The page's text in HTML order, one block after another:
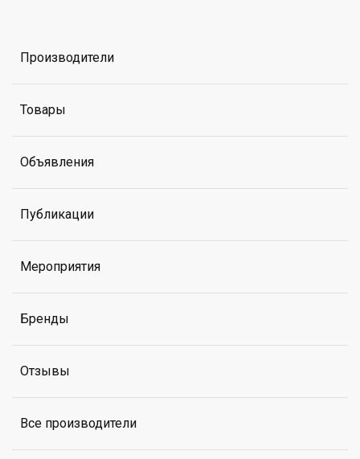
Производители
Товары
Объявления
Публикации
Мероприятия
Бренды
Отзывы
Все производители